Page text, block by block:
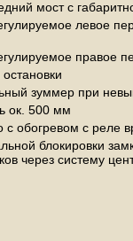
мост с
левое
правое
зуммер при
ок. 500 мм
с обогревом с реле
блокировки
через систему